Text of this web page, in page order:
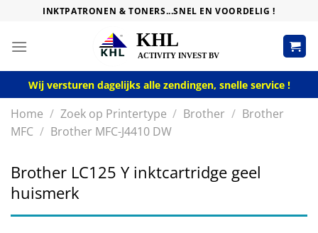
content
INKTPATRONEN & TONERS...SNEL EN VOORDELIG !
Wij versturen dagelijks alle zendingen, snelle service !
Home / Zoek op Printertype / Brother / Brother
MFC / Brother MFC-J4410 DW
Brother LC125 Y inktcartridge geel
huismerk